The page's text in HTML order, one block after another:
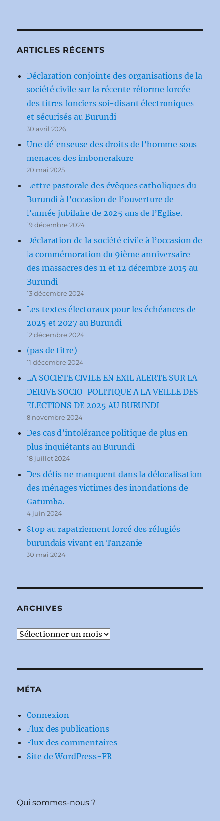
ARTICLES RÉCENTS
Déclaration conjointe des organisations de la
société civile sur la récente réforme forcée
des titres fonciers soi-disant électroniques
et sécurisés au Burundi
30 avril 2026
Une défenseuse des droits de l’homme sous
menaces des imbonerakure
20 mai 2025
Lettre pastorale des évêques catholiques du
Burundi à l’occasion de l’ouverture de
l’année jubilaire de 2025 ans de l’Eglise.
19 décembre 2024
Déclaration de la société civile à l’occasion de
la commémoration du 9ième anniversaire
des massacres des 11 et 12 décembre 2015 au
Burundi
13 décembre 2024
Les textes électoraux pour les échéances de
2025 et 2027 au Burundi
12 décembre 2024
(pas de titre)
11 décembre 2024
LA SOCIETE CIVILE EN EXIL ALERTE SUR LA
DERIVE SOCIO-POLITIQUE A LA VEILLE DES
ELECTIONS DE 2025 AU BURUNDI
8 novembre 2024
Des cas d’intolérance politique de plus en
plus inquiétants au Burundi
18 juillet 2024
Des défis ne manquent dans la délocalisation
des ménages victimes des inondations de
Gatumba.
4 juin 2024
Stop au rapatriement forcé des réfugiés
burundais vivant en Tanzanie
30 mai 2024
ARCHIVES
Archives
MÉTA
Connexion
Flux des publications
Flux des commentaires
Site de WordPress-FR
Qui sommes-nous ?